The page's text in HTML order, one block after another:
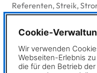
Referenten, Streik,
sich vor, die Schulung
umzubuchen. Die
die Mindestzahl von 4
Kursbeginn nicht
Cookie-
Wir verwenden
Webseiten-Erlebnis
die für den Betrieb